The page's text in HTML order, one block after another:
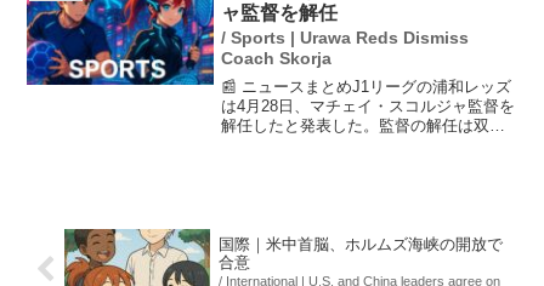
ャ監督を解任
/ Sports | Urawa Reds Dismiss
Coach Skorja
📰 ニュースまとめJ1リーグの浦和レッズ
は4月28日、マチェイ・スコルジャ監督を
解任したと発表した。監督の解任は双方
国際｜米中首脳、ホルムズ海峡の開放で
合意
/ International | U.S. and China leaders agree on